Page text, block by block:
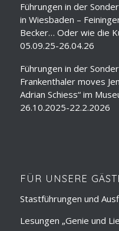
Führungen in der
in Wiesbaden –
Becker… Oder wie die
05.09.25-26.04.26
Führungen in der
Frankenthaler moves
Adrian Schiess“ im
26.10.2025-22.2.2026
FÜR UNSERE
Stastführungen und
Lesungen „Genie und